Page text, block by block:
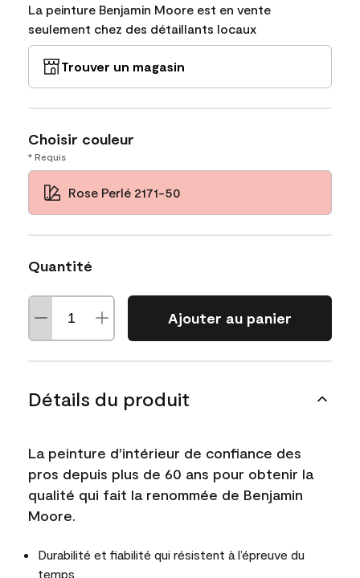
La peinture Benjamin Moore est en vente
seulement chez des détaillants locaux
Trouver un magasin
Choisir couleur
* Requis
Rose Perlé 2171-50
Quantité
Ajouter au panier
Détails du produit
La peinture d'intérieur de confiance des
pros depuis plus de 60 ans pour obtenir la
qualité qui fait la renommée de Benjamin
Moore.
Durabilité et fiabilité qui résistent à l’épreuve du
temps